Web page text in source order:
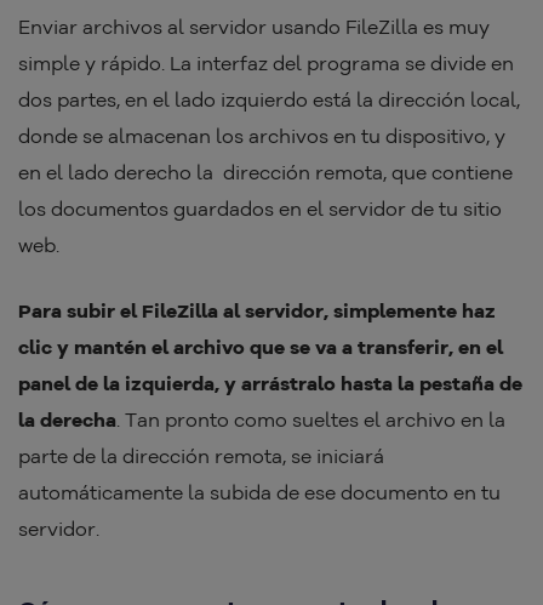
Enviar archivos al servidor usando FileZilla es muy
simple y rápido. La interfaz del programa se divide en
dos partes, en el lado izquierdo está la dirección local,
donde se almacenan los archivos en tu dispositivo, y
en el lado derecho la dirección remota, que contiene
los documentos guardados en el servidor de tu sitio
web.
Para subir el FileZilla al servidor, simplemente haz
clic y mantén el archivo que se va a transferir, en el
panel de la izquierda, y arrástralo hasta la pestaña de
la derecha . Tan pronto como sueltes el archivo en la
parte de la dirección remota, se iniciará
automáticamente la subida de ese documento en tu
servidor.